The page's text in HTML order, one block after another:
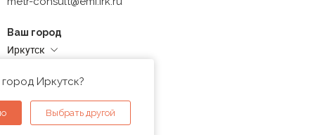
Ваш город
Иркутск
Иркутск?
Выбрать другой